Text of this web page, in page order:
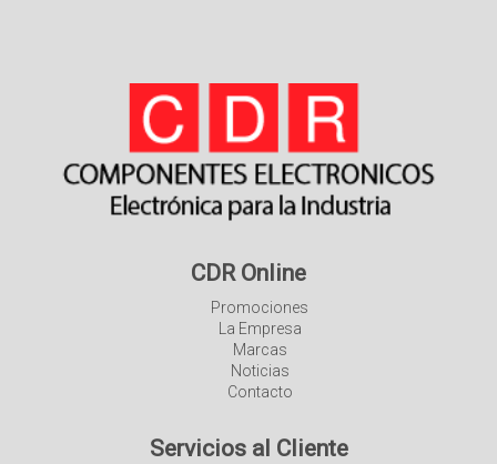
CDR Online
Promociones
La Empresa
Marcas
Noticias
Contacto
Servicios al Cliente